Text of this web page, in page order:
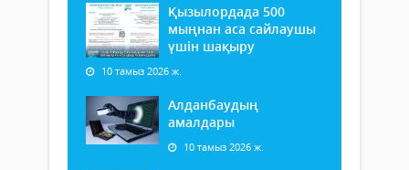
Қызылордада 500
мыңнан аса сайлаушы
үшін шақыру
10 тамыз 2026 ж.
Алданбаудың
амалдары
10 тамыз 2026 ж.